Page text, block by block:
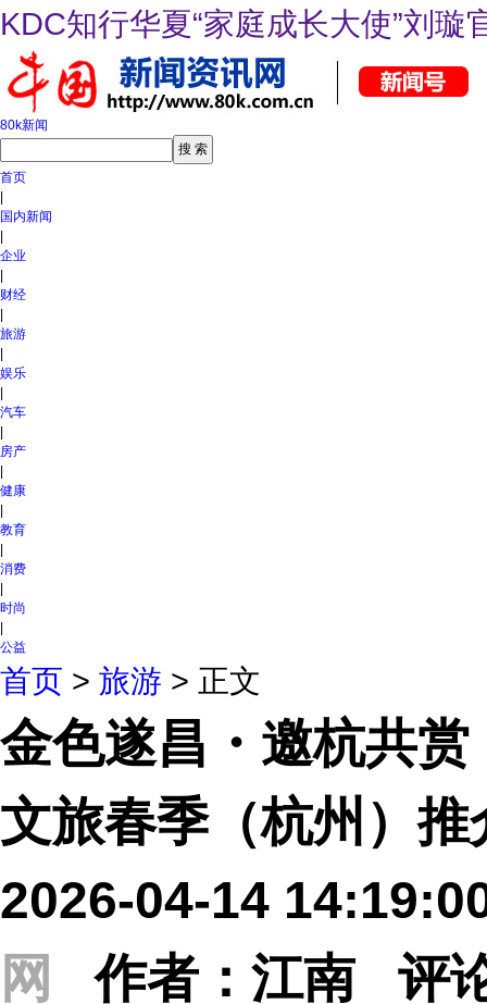
80k新闻
|
国内新闻
|
企业
|
财经
|
旅游
|
娱乐
|
汽车
|
房产
|
健康
|
教育
|
消费
|
时尚
|
公益
首页 旅游 > 正文
金色遂昌・邀杭共
文旅春季（杭州）
2026-04-14
网 作者：江南 评